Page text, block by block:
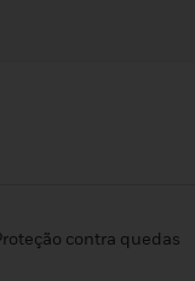
contra quedas